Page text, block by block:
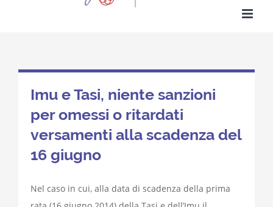
Imu e Tasi, niente sanzioni
per omessi o ritardati
versamenti alla scadenza del
16 giugno
Nel caso in cui, alla data di scadenza della prima